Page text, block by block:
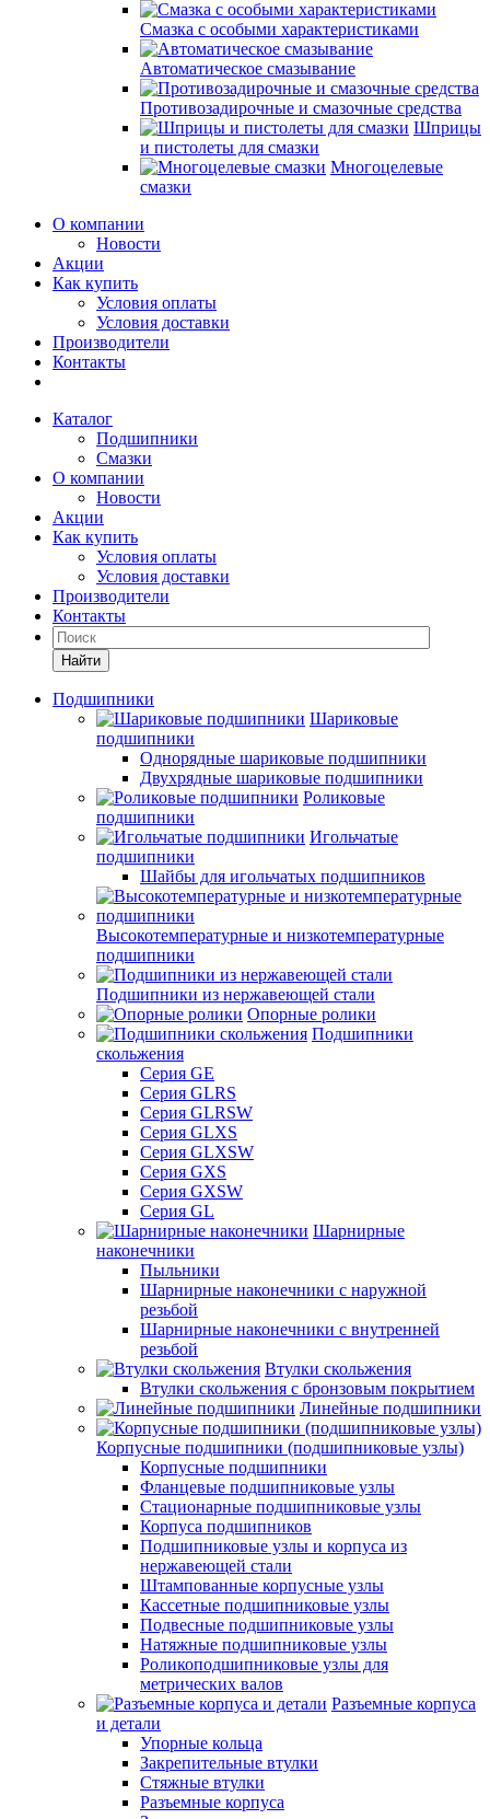
Смазка с особыми характеристиками
Автоматическое смазывание
Противозадирочные и смазочные средства
Шприцы
и пистолеты для смазки
Многоцелевые
смазки
О компании
Новости
Акции
Как купить
Условия оплаты
Условия доставки
Производители
Контакты
Каталог
Подшипники
Смазки
О компании
Новости
Акции
Как купить
Условия оплаты
Условия доставки
Производители
Контакты
Найти
Подшипники
Шариковые
подшипники
Однорядные шариковые подшипники
Двухрядные шариковые подшипники
Роликовые
подшипники
Игольчатые
подшипники
Шайбы для игольчатых подшипников
Высокотемпературные и низкотемпературные
подшипники
Подшипники из нержавеющей стали
Опорные ролики
Подшипники
скольжения
Серия GE
Серия GLRS
Серия GLRSW
Серия GLXS
Серия GLXSW
Серия GXS
Серия GXSW
Серия GL
Шарнирные
наконечники
Пыльники
Шарнирные наконечники с наружной
резьбой
Шарнирные наконечники с внутренней
резьбой
Втулки скольжения
Втулки скольжения с бронзовым покрытием
Линейные подшипники
Корпусные подшипники (подшипниковые узлы)
Корпусные подшипники
Фланцевые подшипниковые узлы
Стационарные подшипниковые узлы
Корпуса подшипников
Подшипниковые узлы и корпуса из
нержавеющей стали
Штампованные корпусные узлы
Кассетные подшипниковые узлы
Подвесные подшипниковые узлы
Натяжные подшипниковые узлы
Роликоподшипниковые узлы для
метрических валов
Разъемные корпуса
и детали
Упорные кольца
Закрепительные втулки
Стяжные втулки
Разъемные корпуса